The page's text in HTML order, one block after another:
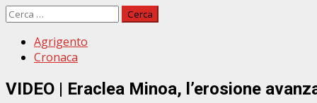
Ricerca
Agrigento
Cronaca
VIDEO | Eraclea Minoa, l’erosione